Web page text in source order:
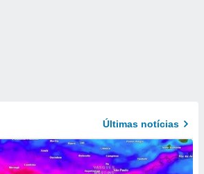
Últimas notícias